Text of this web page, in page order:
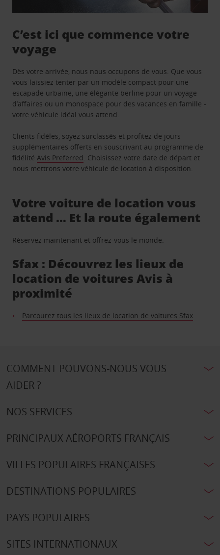
C’est ici que commence votre
voyage
Dès votre arrivée, nous nous occupons de vous. Que vous
vous laissiez tenter par un modèle compact pour une
escapade urbaine, une élégante berline pour un voyage
d’affaires ou un monospace pour des vacances en famille -
votre véhicule idéal vous attend.
Clients fidèles, soyez surclassés et profitez de jours
supplémentaires offerts en souscrivant au programme de
fidélitéAvis Preferred. Choisissez votre date de départ et
nous mettrons votre véhicule de location à disposition.
Votre voiture de location vous
attend … Et la route également
Réservez maintenant et offrez-vous le monde.
Sfax : Découvrez les lieux de
location de voitures Avis à
proximité
Parcourez tous les lieux de location de voitures Sfax
COMMENT POUVONS-NOUS VOUS
AIDER ?
NOS SERVICES
PRINCIPAUX AÉROPORTS FRANÇAIS
VILLES POPULAIRES FRANÇAISES
DESTINATIONS POPULAIRES
PAYS POPULAIRES
SITES INTERNATIONAUX